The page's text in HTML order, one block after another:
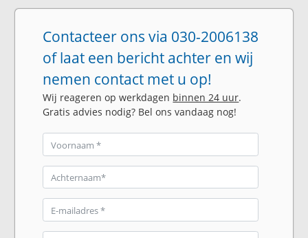
Contacteer ons via 030-2006138
of laat een bericht achter en wij
nemen contact met u op!
Wij reageren op werkdagen binnen 24 uur.
Gratis advies nodig? Bel ons vandaag nog!